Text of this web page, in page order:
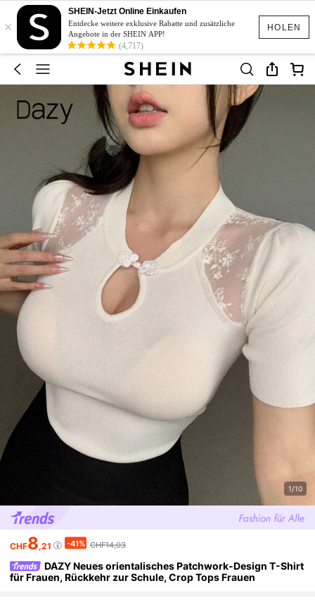
HOLEN
×
SHEIN-Jetzt Online Einkaufen
Entdecke weitere exklusive Rabatte und zusätzliche
Angebote in der SHEIN APP!
(4,717)
1/10
CHF8,21 -41% CHF14,03
DAZY Neues orientalisches Patchwork-Design T-Shirt
für Frauen, Rückkehr zur Schule, Crop Tops Frauen